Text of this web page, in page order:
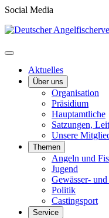
Social Media
Aktuelles
Über uns
Organisation
Präsidium
Hauptamtliche
Satzungen,
Unsere
Themen
Angeln und
Jugend
Gewässer-
Politik
Castingsport
Service